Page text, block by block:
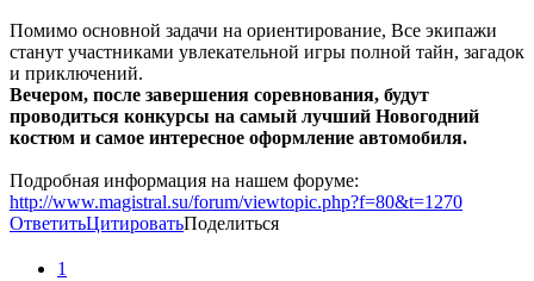
Помимо основной задачи на ориентирование, Все экипажи
станут участниками увлекательной игры полной тайн, загадок
и приключений.
Вечером, после завершения соревнования, будут
проводиться конкурсы на самый лучший Новогодний
костюм и самое интересное оформление автомобиля.
Подробная информация на нашем форуме:
http://www.magistral.su/forum/viewtopic.php?f=80&t=1270
ОтветитьЦитироватьПоделиться
1